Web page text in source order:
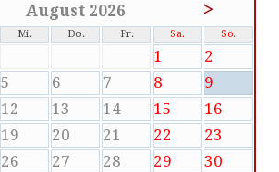
August 2026 >
Mi. Do. Fr. Sa. So.
1
2
5 6 7 8
9
12 13 14 15
16
19 20 21 22
23
26 27 28 29
30